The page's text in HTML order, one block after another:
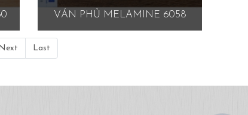
VÁN PHỦ MELAMINE 6058
Next Last